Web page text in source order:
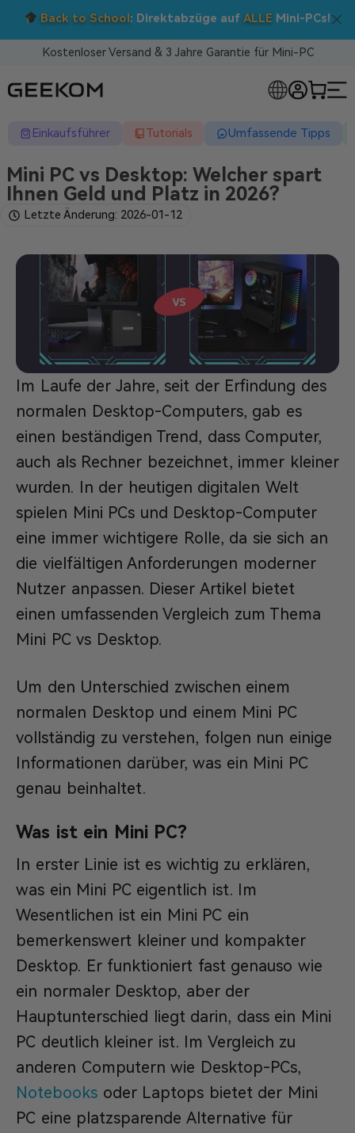
Nutzen Sie den Code BTS05 im Warenkorb.
Kostenloser Versand & 3 Jahre Garantie für Mini-PC
Einkaufsführer Tutorials Umfassende Tipps
Mini PC vs Desktop: Welcher spart
Ihnen Geld und Platz in 2026?
Letzte Änderung: 2026-01-12
Im Laufe der Jahre, seit der Erfindung des
normalen Desktop-Computers, gab es
einen beständigen Trend, dass Computer,
auch als Rechner bezeichnet, immer kleiner
wurden. In der heutigen digitalen Welt
spielen Mini PCs und Desktop-Computer
eine immer wichtigere Rolle, da sie sich an
die vielfältigen Anforderungen moderner
Nutzer anpassen. Dieser Artikel bietet
einen umfassenden Vergleich zum Thema
Mini PC vs Desktop.
Um den Unterschied zwischen einem
normalen Desktop und einem Mini PC
vollständig zu verstehen, folgen nun einige
Informationen darüber, was ein Mini PC
genau beinhaltet.
Was ist ein Mini PC?
In erster Linie ist es wichtig zu erklären,
was ein Mini PC eigentlich ist. Im
Wesentlichen ist ein Mini PC ein
bemerkenswert kleiner und kompakter
Desktop. Er funktioniert fast genauso wie
ein normaler Desktop, aber der
Hauptunterschied liegt darin, dass ein Mini
PC deutlich kleiner ist. Im Vergleich zu
anderen Computern wie Desktop-PCs,
Notebooks oder Laptops bietet der Mini
PC eine platzsparende Alternative für
MINI-PCS